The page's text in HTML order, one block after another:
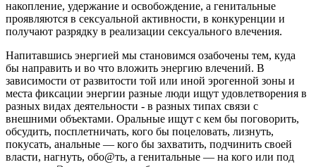
накопление, удержание и освобождение, а генитальные
проявляются в сексуальной активности, в конкуренции и
получают разрядку в реализации сексуального влечения.
Напитавшись энергией мы становимся озабочены тем, куда
бы направить и во что вложить энергию влечений. В
зависимости от развитости той или иной эрогенной зоны и
места фиксации энергии разные люди ищут удовлетворения в
разных видах деятельности - в разных типах связи с
внешними объектами. Оральные ищут с кем бы поговорить,
обсудить, посплетничать, кого бы поцеловать, лизнуть,
покусать, анальные — кого бы захватить, подчинить своей
власти, нагнуть, обо@ть, а генитальные — на кого или под